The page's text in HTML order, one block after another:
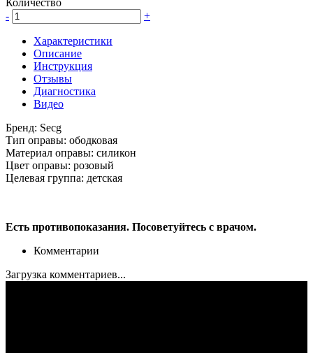
-
+
Характеристики
Описание
Инструкция
Отзывы
Диагностика
Видео
Бренд: Secg
Тип оправы: ободковая
Материал оправы: силикон
Цвет оправы: розовый
Целевая группа: детская
Есть противопоказания. Посоветуйтесь с врачом.
Комментарии
Загрузка комментариев...